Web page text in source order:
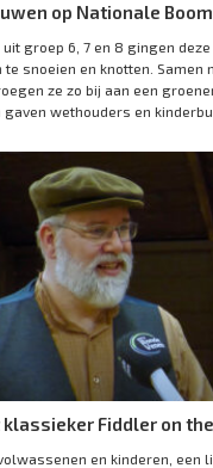
op Nationale
groep 6, 7 en 8 gingen
te snoeien en knotten. Samen
ze zo bij aan een
wethouders en
Fiddler on
en kinderen, een